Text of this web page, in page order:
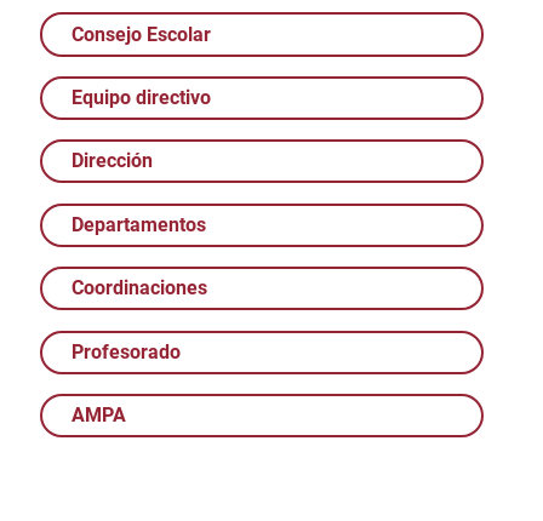
Consejo Escolar
Equipo directivo
Dirección
Departamentos
Coordinaciones
Profesorado
AMPA